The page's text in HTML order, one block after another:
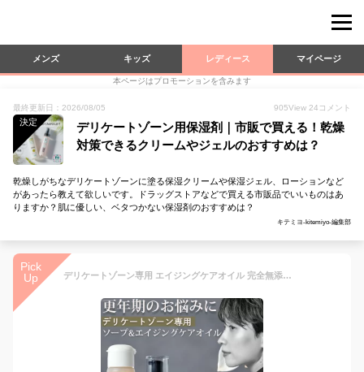
メンズ キッズ レディース マイページ
本ページはプロモーションを含みます
最終更新日：2026/08/05 905View 24 コメント
決定
デリケートゾーン用保湿剤｜市販で買える！乾燥
対策できるクリームやジェルのおすすめは？
乾燥しがちなデリケートゾーンに塗る保湿クリームや保湿ジェル、ローションなど
があったら教えて欲しいです。ドラッグストアなどで買える市販品でいいものはあ
りますか？肌に優しい、ベタつかない保湿剤のおすすめは？
キテミヨ-kitemiyo-編集部
Pick
Up
デリケートゾーン専用 エイジングケアオイル 完全無添加 高純度 保湿 黒ずみ 会陰マッサージ ピュアフェミニンオイル デリケートゾーン ソープ デリケートゾーン 臭い 更年期 ピュアメデル お得な携帯用ピュアフェミニンソープ&オイルセット